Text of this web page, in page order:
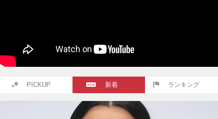
PICKUP 新着 ランキング